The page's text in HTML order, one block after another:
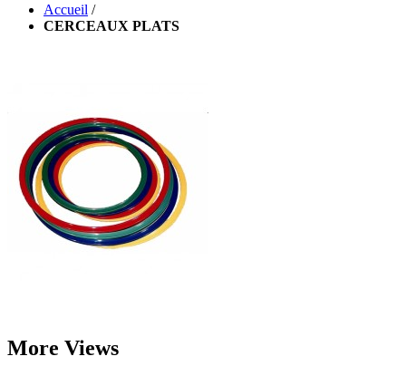
Accueil /
CERCEAUX PLATS
More Views